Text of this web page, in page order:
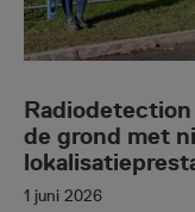
de grond met
1 juni 2026